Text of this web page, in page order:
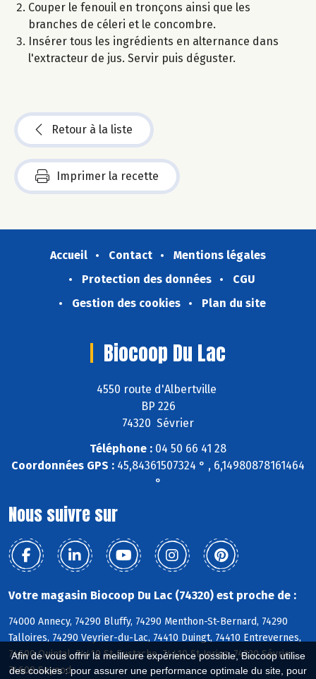
Afin de vous offrir la meilleure expérience possible, Biocoop utilise
des cookies : pour assurer une performance optimale du site, pour
Couper le fenouil en tronçons ainsi que les
branches de céleri et le concombre.
Insérer tous les ingrédients en alternance dans
l'extracteur de jus. Servir puis déguster.
Retour à la liste
Imprimer la recette
Accueil Contact
Mentions légales
Protection des données
CGU
Gestion des cookies
Plan du site
Biocoop Du Lac
4550 route d'Albertville
BP 226
74320 Sévrier
Téléphone : 04 50 66 41 28
Coordonnées GPS : 45,84361507324 ° , 6,14980878161464
°
Nous suivre sur
Votre magasin Biocoop Du Lac (74320) est proche de :
74000 Annecy, 74290 Bluffy, 74290 Menthon-St-Bernard, 74290
Talloires, 74290 Veyrier-du-Lac, 74410 Duingt, 74410 Entrevernes,
74600 Quintal, 74410 St-Eustache, 74410 St-Jorioz, 74320 Sévrier,
74600 Seynod